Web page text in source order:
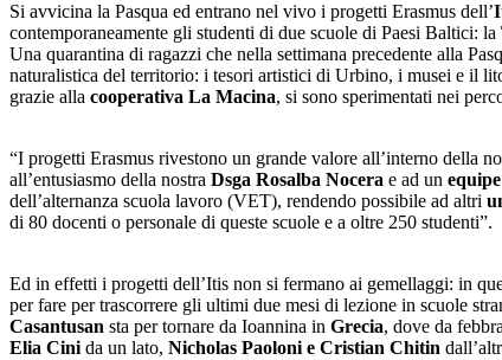
Si avvicina la Pasqua ed entrano nel vivo i progetti Erasmus dell’
contemporaneamente gli studenti di due scuole di Paesi Baltici: la
Una quarantina di ragazzi che nella settimana precedente alla
naturalistica del territorio: i tesori artistici di Urbino, i musei e il
grazie alla cooperativa La Macina, si sono sperimentati nei
“I progetti Erasmus rivestono un grande valore all’interno della
all’entusiasmo della nostra Dsga Rosalba Nocera e ad un equipe
dell’alternanza scuola lavoro (VET), rendendo possibile ad altri
di 80 docenti o personale di queste scuole e a oltre 250 studenti”.
Ed in effetti i progetti dell’Itis non si fermano ai gemellaggi: in
per fare per trascorrere gli ultimi due mesi di lezione in scuole
Casantusan sta per tornare da Ioannina in Grecia, dove da
Elia Cini da un lato, Nicholas Paoloni e Cristian Chitin